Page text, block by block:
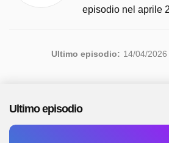
episodio nel aprile
Ultimo episodio: 14/04/
Ultimo episodio